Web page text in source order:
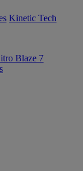
Kinetic Tech
Blaze 7